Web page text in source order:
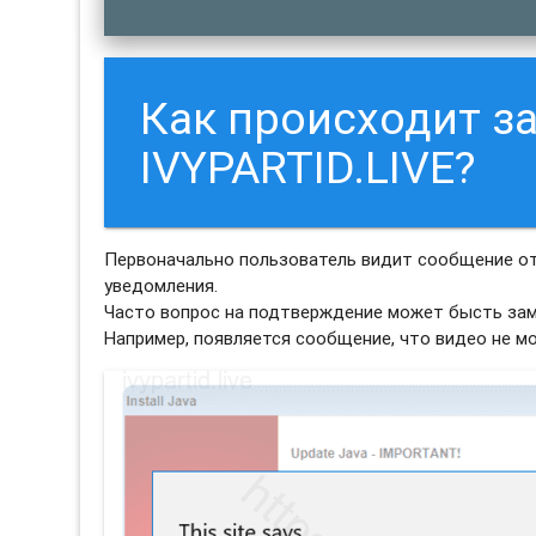
Как происходит
IVYPARTID.LIVE?
Первоначально пользователь видит сообщение
уведомления.
Часто вопрос на подтверждение может бысть
Например, появляется сообщение, что видео не